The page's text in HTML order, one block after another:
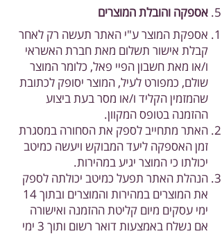
אספקה והובלת המוצרים
אספקת המוצר ע"י האתר תעשה רק לאחר
קבלת אישור תשלום מאת חברת האשראי
ו/או מאת חשבון הפיי פאל, כלומר המוצר
שולם, כמפורט לעיל, המוצר יסופק לכתובת
שהמזמין הקליד ו/או מסר בעת ביצוע
ההזמנה בטופס המקוון.
האתר מתחייב לספק את הסחורה במסגרת
זמן האספקה ליעד המבוקש ויעשה כמיטב
יכולתו כי המוצר יגיע במהירות.
הנהלת האתר תפעל כמיטב יכולתה לספק
את המוצרים במהירות והמוצרים ובתוך 14
ימי עסקים מיום קליטת ההזמנה ואישורה
אם נשלח באמצעות דואר רשום ותוך 3 ימי